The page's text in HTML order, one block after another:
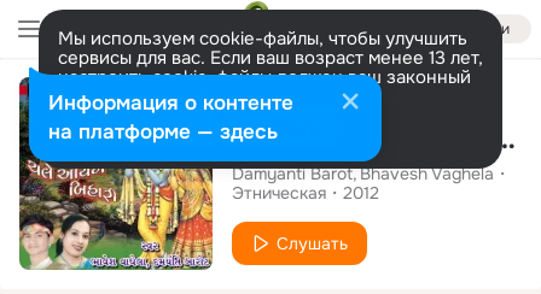
Войти
Мы используем cookie-файлы, чтобы улучшить
сервисы для вас. Если ваш возраст менее 13 лет,
настроить cookie-файлы должен ваш законный
представитель. Больше информации
Разрешить все Настроить
Альбом
Radhe Radhe Japo Chale Aayenge Bihari
Damyanti Barot Bhavesh Vaghela
Этническая
2012
Слушать
Информация о контенте
на платформе — здесь